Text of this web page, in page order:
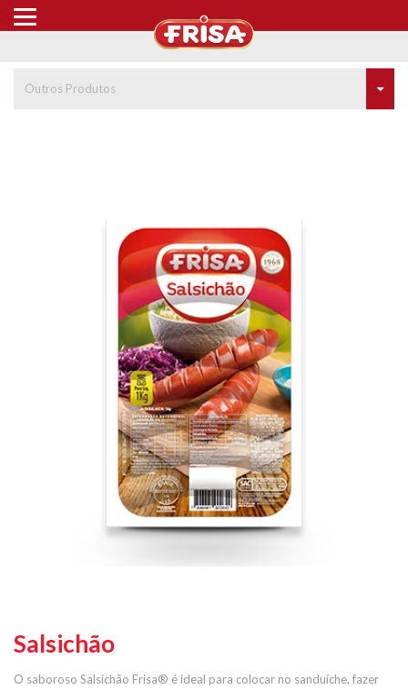
Outros Produtos
Salsichão
O saboroso Salsichão Frisa® é ideal para colocar no sanduíche, fazer